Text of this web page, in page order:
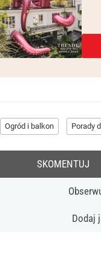
Ogród i balkon Porady
Dodaj
SKOMENTUJ